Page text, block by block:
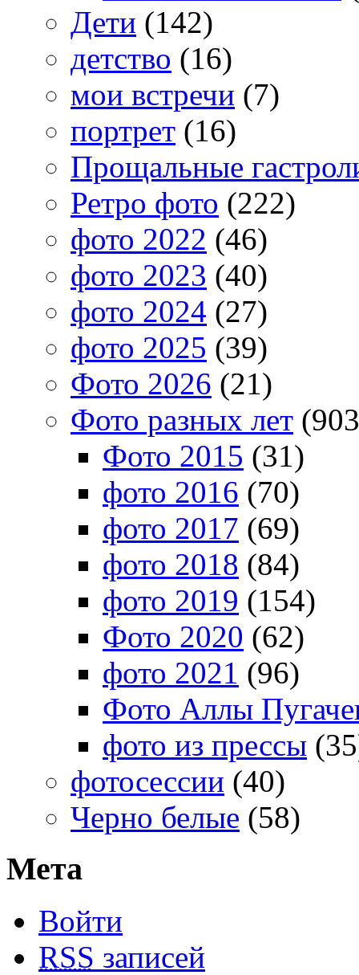
Дети (142)
детство (16)
мои встречи (7)
портрет (16)
Прощальные
Ретро фото (222)
фото 2022 (46)
фото 2023 (40)
фото 2024 (27)
фото 2025 (39)
Фото 2026 (21)
Фото разных лет
Фото 2015 (31)
фото 2016 (70)
фото 2017 (69)
фото 2018 (84)
фото 2019 (154)
Фото 2020 (62)
фото 2021 (96)
Фото Аллы
фото из прессы
фотосессии (40)
Черно белые (58)
Мета
Войти
RSS записей